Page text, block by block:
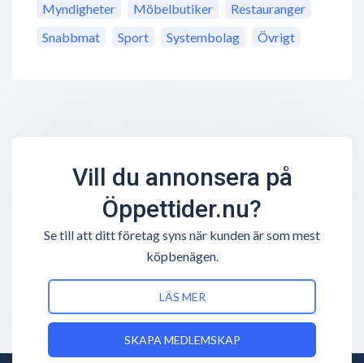
Myndigheter
Möbelbutiker
Restauranger
Snabbmat
Sport Systembolag Övrigt
Vill du annonsera på
Öppettider.nu?
Se till att ditt företag syns när kunden är som mest
köpbenägen.
LÄS MER
SKAPA MEDLEMSKAP